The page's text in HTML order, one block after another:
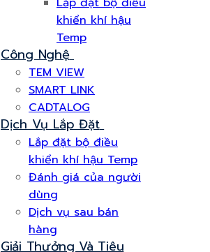
khiển khí hậu
Temp
Công Nghệ
TEM VIEW
SMART LINK
CADTALOG
Dịch Vụ Lắp Đặt
Lắp đặt bộ điều
khiển khí hậu Temp
Đánh giá của người
dùng
Dịch vụ sau bán
hàng
Giải Thưởng Và Tiêu